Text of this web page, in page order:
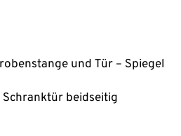
und Tür – Spiegel
beidseitig